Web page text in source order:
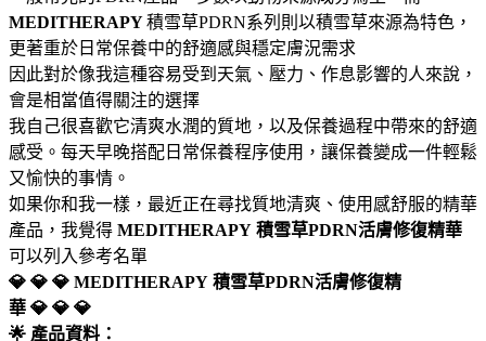
MEDITHERAPY積雪草PDRN系列則以積雪草來源為特色，
更著重於日常保養中的舒適感與穩定膚況需求
因此對於像我這種容易受到天氣、壓力、作息影響的人來說，
會是相當值得關注的選擇
我自己很喜歡它清爽水潤的質地，以及保養過程中帶來的舒適
感受。每天早晚搭配日常保養程序使用，讓保養變成一件輕鬆
又愉快的事情。
如果你和我一樣，最近正在尋找質地清爽、使用感舒服的精華
產品，我覺得 MEDITHERAPY 積雪草PDRN活膚修復精華
可以列入參考名單
💎 💎 💎 MEDITHERAPY 積雪草PDRN活膚修復精
華 💎 💎 💎
🌟 產品資料：